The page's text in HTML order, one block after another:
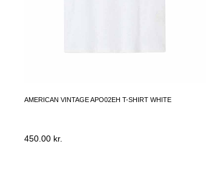
AMERICAN VINTAGE APO02EH T-SHIRT WHITE
450.00 kr.